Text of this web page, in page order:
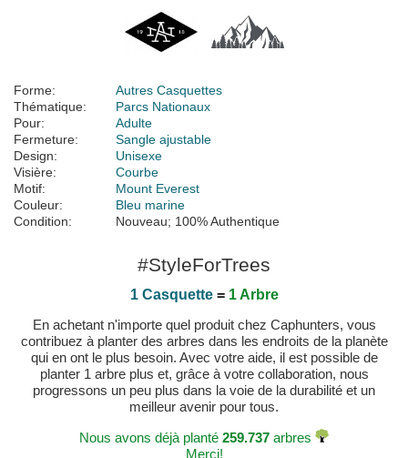
Forme:
Autres Casquettes
Thématique:
Parcs Nationaux
Pour:
Adulte
Fermeture:
Sangle ajustable
Design:
Unisexe
Visière:
Courbe
Motif:
Mount Everest
Couleur:
Bleu marine
Condition:
Nouveau; 100% Authentique
#StyleForTrees
1 Casquette= 1 Arbre
En achetant n'importe quel produit chez Caphunters, vous
contribuez à planter des arbres dans les endroits de la planète
qui en ont le plus besoin. Avec votre aide, il est possible de
planter 1 arbre plus et, grâce à votre collaboration, nous
progressons un peu plus dans la voie de la durabilité et un
meilleur avenir pour tous.
Nous avons déjà planté 259.737 arbres
Merci!